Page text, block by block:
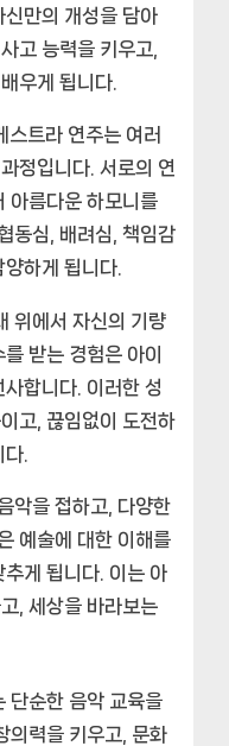
만의 개성을 담아
고 능력을 키우고,
우게 됩니다.
스트라 연주는 여러
정입니다. 서로의 연
아름다운 하모니를
동심, 배려심, 책임감
하게 됩니다.
위에서 자신의 기량
받는 경험은 아이
합니다. 이러한 성
고, 끊임없이 도전하
.
악을 접하고, 다양한
예술에 대한 이해를
게 됩니다. 이는 아
, 세상을 바라보는
단순한 음악 교육을
의력을 키우고, 문화